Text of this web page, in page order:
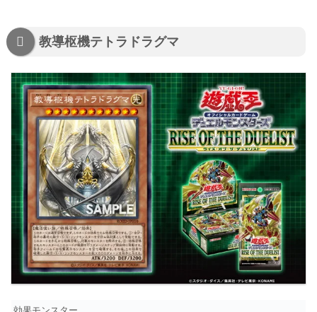
教導枢機テトラドラグマ
効果モンスター